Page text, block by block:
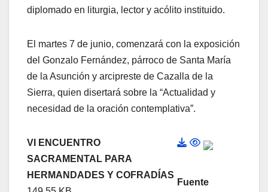
diplomado en liturgia, lector y acólito instituido.
El martes 7 de junio, comenzará con la exposición
del Gonzalo Fernández, párroco de Santa María
de la Asunción y arcipreste de Cazalla de la
Sierra, quien disertará sobre la “Actualidad y
necesidad de la oración contemplativa”.
VI ENCUENTRO
SACRAMENTAL PARA
HERMANDADES Y COFRADÍAS
Fuente